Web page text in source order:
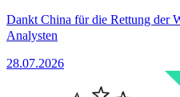
Dankt China für die Rettung der
Analysten
28.07.2026